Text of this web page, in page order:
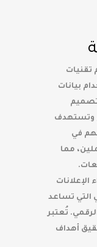
تقنيات
بيانات
تصميم
وتستهدف
في
مما
التي تساعد
تُعتبر
أهداف